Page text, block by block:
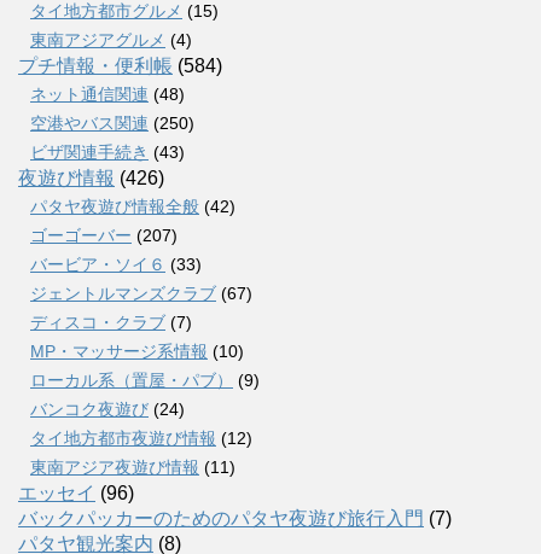
タイ地方都市グルメ (15)
東南アジアグルメ (4)
プチ情報・便利帳 (584)
ネット通信関連 (48)
空港やバス関連 (250)
ビザ関連手続き (43)
夜遊び情報 (426)
パタヤ夜遊び情報全般 (42)
ゴーゴーバー (207)
バービア・ソイ６ (33)
ジェントルマンズクラブ (67)
ディスコ・クラブ (7)
MP・マッサージ系情報 (10)
ローカル系（置屋・パブ）
(9)
バンコク夜遊び (24)
タイ地方都市夜遊び情報 (12)
東南アジア夜遊び情報 (11)
エッセイ (96)
バックパッカーのためのパタヤ夜遊び旅行入門 (7)
パタヤ観光案内 (8)